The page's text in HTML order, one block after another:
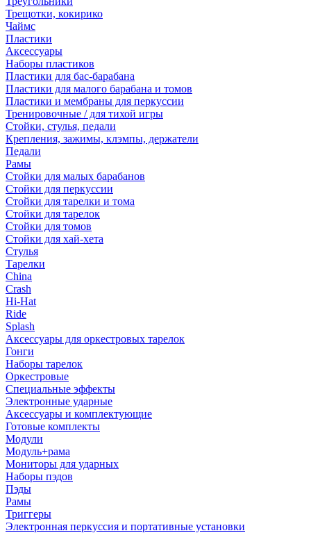
Трещотки, кокирико
Чаймс
Пластики
Аксессуары
Наборы пластиков
Пластики для бас-барабана
Пластики для малого барабана и томов
Пластики и мембраны для перкуссии
Тренировочные / для тихой игры
Стойки, стулья, педали
Крепления, зажимы, клэмпы, держатели
Педали
Рамы
Стойки для малых барабанов
Стойки для перкуссии
Стойки для тарелки и тома
Стойки для тарелок
Стойки для томов
Стойки для хай-хета
Стулья
Тарелки
China
Crash
Hi-Hat
Ride
Splash
Аксессуары для оркестровых тарелок
Гонги
Наборы тарелок
Оркестровые
Специальные эффекты
Электронные ударные
Аксессуары и комплектующие
Готовые комплекты
Модули
Модуль+рама
Мониторы для ударных
Наборы пэдов
Пэды
Рамы
Триггеры
Электронная перкуссия и портативные установки